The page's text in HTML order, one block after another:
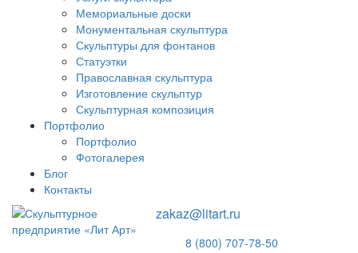
Мемориальные доски
Монументальная скульптура
Скульптуры для фонтанов
Статуэтки
Православная скульптура
Изготовление скульптур
Скульптурная композиция
Портфолио
Портфолио
Фотогалерея
Блог
Контакты
zakaz@litart.ru
8 (800) 707-78-50